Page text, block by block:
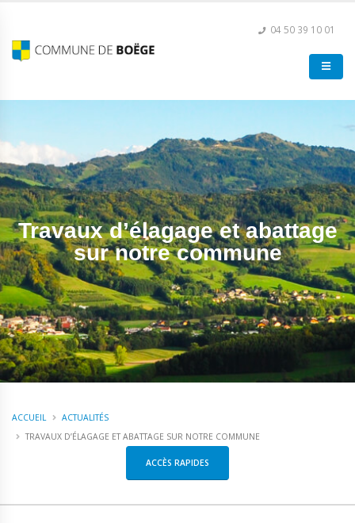
04 50 39 10 01
Travaux d’élagage et abattage
sur notre commune
ACCUEIL
ACTUALITÉS
TRAVAUX D’ÉLAGAGE ET ABATTAGE SUR NOTRE COMMUNE
ACCÈS RAPIDES